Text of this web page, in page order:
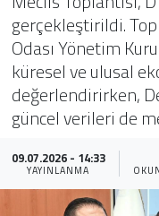
gerçekleştirildi.
Odası Yönetim
küresel ve ulusal
değerlendirirken,
güncel verileri de
09.07.2026 - 14:33
YAYINLANMA
Magazin
Teknoloji
Yaşam
Sağlık
Yazarlar
Haber Arşivi